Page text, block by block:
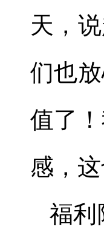
天，
们也
值了
感，
福利